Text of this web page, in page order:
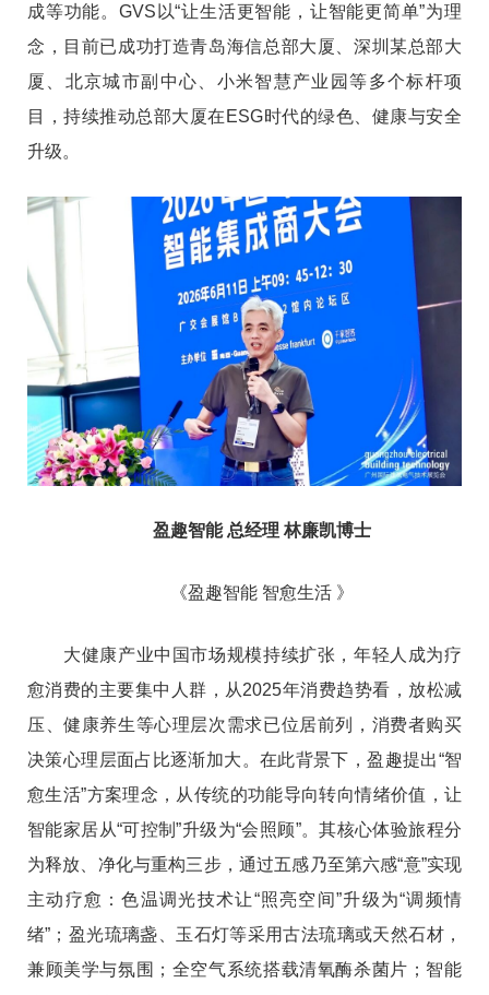
成等功能。GVS以“让生活更智能，让智能更简单”为理
念，目前已成功打造青岛海信总部大厦、深圳某总部大
厦、北京城市副中心、小米智慧产业园等多个标杆项
目，持续推动总部大厦在ESG时代的绿色、健康与安全
升级。
盈趣智能 总经理 林廉凯博士
《盈趣智能 智愈生活 》
大健康产业中国市场规模持续扩张，年轻人成为疗
愈消费的主要集中人群，从2025年消费趋势看，放松减
压、健康养生等心理层次需求已位居前列，消费者购买
决策心理层面占比逐渐加大。在此背景下，盈趣提出“智
愈生活”方案理念，从传统的功能导向转向情绪价值，让
智能家居从“可控制”升级为“会照顾”。其核心体验旅程分
为释放、净化与重构三步，通过五感乃至第六感“意”实现
主动疗愈：色温调光技术让“照亮空间”升级为“调频情
绪”；盈光琉璃盏、玉石灯等采用古法琉璃或天然石材，
兼顾美学与氛围；全空气系统搭载清氧酶杀菌片；智能